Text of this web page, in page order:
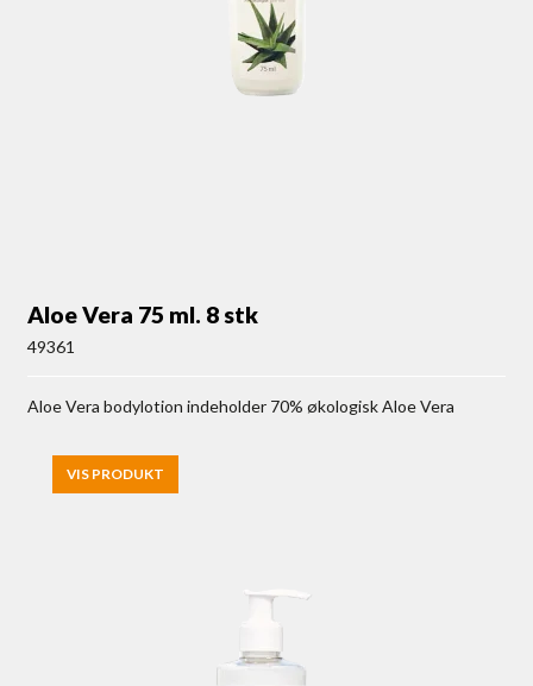
Aloe Vera 75 ml. 8 stk
49361
Aloe Vera bodylotion indeholder 70% økologisk Aloe Vera
VIS PRODUKT